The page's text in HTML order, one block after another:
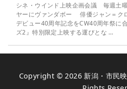
シネ・ウインド上映企画会議 毎週土
ヤーにヴァンダボー 俳優ジャン＝ク
デビュー40周年記念をCW40周年祭に
ズ2』特別限定上映する運びとな …
Copyright © 2026 新潟・市民